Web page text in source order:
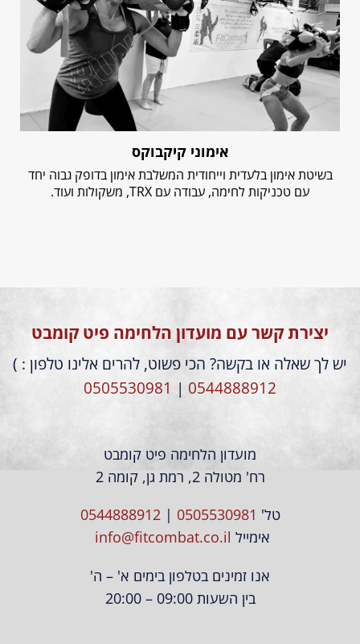
אימוני קיקבוקס
בשיטת אימון בלעדית וייחודית המשלבת אימון בדופק גבוה יחד
עם טכניקות לחימה, עבודה עם TRX, משקולות ועוד.
יצירת קשר עם מועדון הלחימה פיט קומבט
יש לך שאלה או בקשה? הכי פשוט, להרים אלינו טלפון : )
0544888912
|
0505530981
מועדון הלחימה פיט קומבט
רח' מטולה 2, רמת גן, קומה 2
טל' 0505530981
|
0544888912
אימייל info@fitcombat.co.il
אנו זמינים בטלפון בימים א' – ה'
בין השעות 09:00 – 20:00